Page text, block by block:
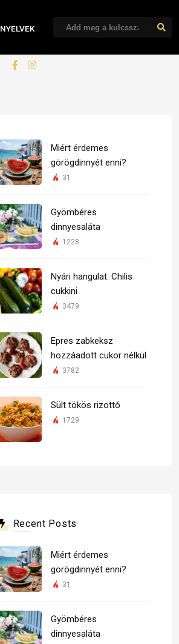
NYELVEK
Miért érdemes
görögdinnyét enni?
31
Gyömbéres
dinnyesaláta
1228
Nyári hangulat: Chilis
cukkini
3479
Epres zabkeksz
hozzáadott cukor nélkül
3782
Sült tökös rizottó
1729
Recent Posts
Miért érdemes
görögdinnyét enni?
31
Gyömbéres
dinnyesaláta